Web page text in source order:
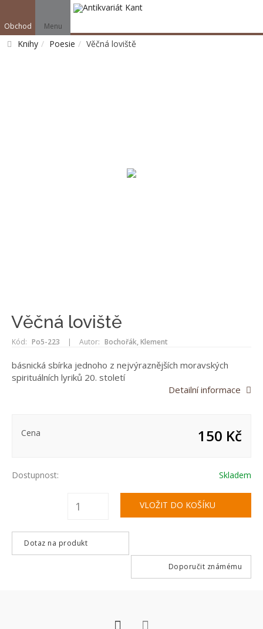
Obchod Menu
Knihy Poesie Věčná loviště
Věčná loviště
Kód: Po5-223 | Autor: Bochořák, Klement
básnická sbírka jednoho z nejvýraznějších moravských
spirituálních lyriků 20. století
Detailní informace
Cena 150 Kč
Dostupnost: Skladem
Dotaz na produkt
Doporučit známému